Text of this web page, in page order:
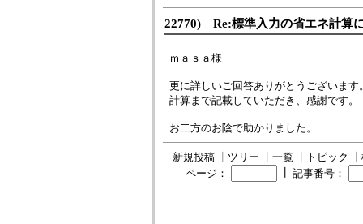
22770) Re:標準入力の省エネ計算
ｍａｓａ様
更に詳しいご回答ありがとうございます
計算まで記載していただき、感謝です。
お二方のお陰で助かりました。
新規投稿 ツリー 一覧 トピック
ページ：
記事番号：